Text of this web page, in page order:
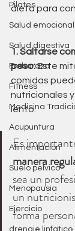
Pilates
Salud emocional
Salud digestiva
Embarazo
Fitness
Medicina
Acupuntura
Alimentación
Suelo pelvico
Menopausia
Ejercicio
dieta para
1. Saltarse
peso: Este
comidas
nutricionales
lento.
Es
manera
sea un
un
forma